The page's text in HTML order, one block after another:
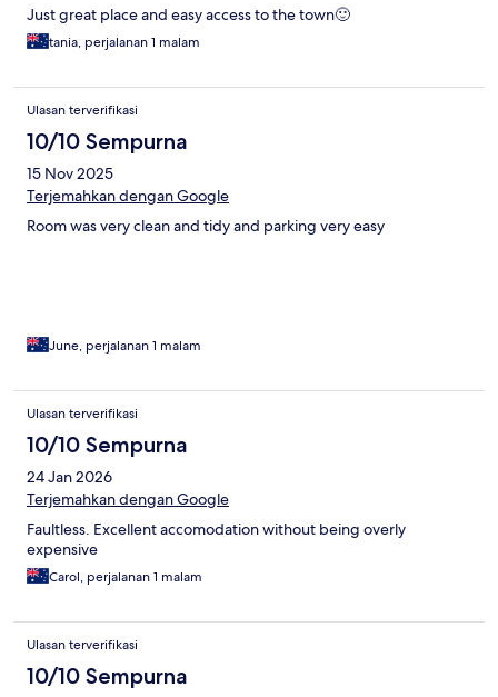
Just great place and easy access to the town🙂
tania, perjalanan 1 malam
Ulasan terverifikasi
10/10 Sempurna
15 Nov 2025
Terjemahkan dengan Google
Room was very clean and tidy and parking very easy
June, perjalanan 1 malam
Ulasan terverifikasi
10/10 Sempurna
24 Jan 2026
Terjemahkan dengan Google
Faultless. Excellent accomodation without being overly
expensive
Carol, perjalanan 1 malam
Ulasan terverifikasi
10/10 Sempurna